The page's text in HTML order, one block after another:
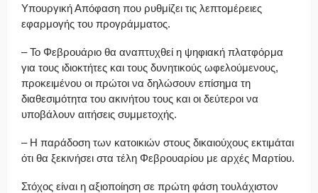
Υπουργική Απόφαση που ρυθμίζει τις λεπτομέρειες
εφαρμογής του προγράμματος.
– Το Φεβρουάριο θα αναπτυχθεί η ψηφιακή πλατφόρμα
για τους ιδιοκτήτες και τους δυνητικούς ωφελούμενους,
προκειμένου οι πρώτοι να δηλώσουν επίσημα τη
διαθεσιμότητα του ακινήτου τους και οι δεύτεροι να
υποβάλουν αιτήσεις συμμετοχής.
– Η παράδοση των κατοικιών στους δικαιούχους εκτιμάται
ότι θα ξεκινήσει στα τέλη Φεβρουαρίου με αρχές Μαρτίου.
Στόχος είναι η αξιοποίηση σε πρώτη φάση τουλάχιστον